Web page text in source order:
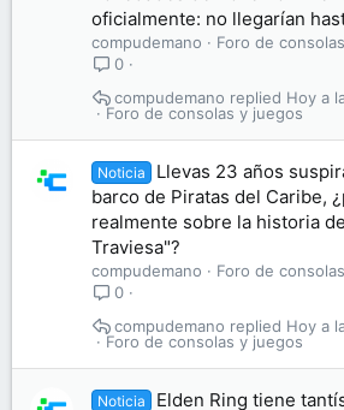
oficialmente: no llegarían
compudemano
Foro de
0
Foro de consolas y juegos
Hoy a
compudemano
Noticia
Llevas 23 años
barco de Piratas del Caribe,
realmente sobre la historia
Traviesa"?
compudemano
Foro de
0
Foro de consolas y juegos
Hoy a
compudemano
Noticia
Elden Ring tiene